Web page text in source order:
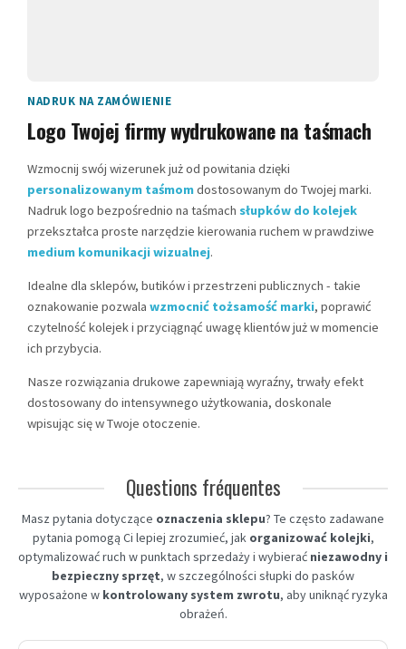
NADRUK NA ZAMÓWIENIE
Logo Twojej firmy wydrukowane na taśmach
Wzmocnij swój wizerunek już od powitania dzięki
personalizowanym taśmomdostosowanym do Twojej marki.
Nadruk logo bezpośrednio na taśmach słupków do kolejek
przekształca proste narzędzie kierowania ruchem w prawdziwe
medium komunikacji wizualnej.
Idealne dla sklepów, butików i przestrzeni publicznych - takie
oznakowanie pozwala wzmocnić tożsamość marki, poprawić
czytelność kolejek i przyciągnąć uwagę klientów już w momencie
ich przybycia.
Nasze rozwiązania drukowe zapewniają wyraźny, trwały efekt
dostosowany do intensywnego użytkowania, doskonale
wpisując się w Twoje otoczenie.
Questions fréquentes
Masz pytania dotyczące oznaczenia sklepu? Te często zadawane
pytania pomogą Ci lepiej zrozumieć, jak organizować kolejki,
optymalizować ruch w punktach sprzedaży i wybierać niezawodny i
bezpieczny sprzęt, w szczególności słupki do pasków
wyposażone w kontrolowany system zwrotu, aby uniknąć ryzyka
obrażeń.